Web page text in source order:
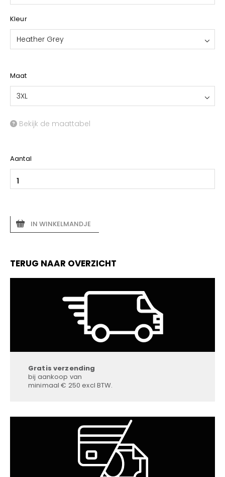
Kleur
Heather Grey
Maat
3XL
Bekijk de maattabel
Aantal
IN WINKELMANDJE
TERUG NAAR OVERZICHT
Gratis verzending
bij aankoop van
minimaal € 250 excl BTW.